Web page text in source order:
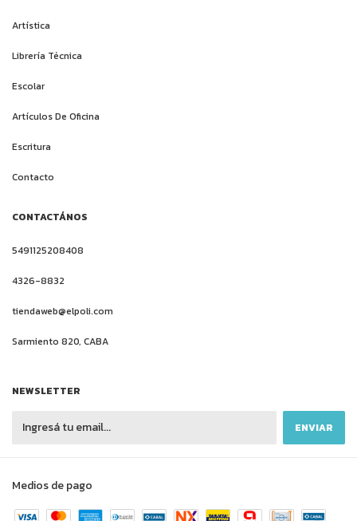
Artística
Librería Técnica
Escolar
Artículos De Oficina
Escritura
Contacto
CONTACTÁNOS
5491125208408
4326-8832
tiendaweb@elpoli.com
Sarmiento 820, CABA
NEWSLETTER
Medios de pago